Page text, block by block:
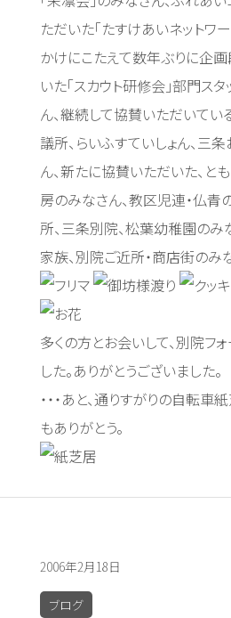
ただいた「たすけあいネットワ
かけにこたえて数年ぶりに企
いた「スカウト研修会」部門ス
ん、継続して協賛いただいてい
議所、らいふすていしょん、三
ん、新たに協賛いただいた、と
房のみなさん、教区児連・仏青
所、三条別院、松葉幼稚園のみ
家族、別院ご近所・商店街のみな
多くの方とお会いして、別院フ
した。ありがとうございました。
・・・あと、通りすがりの自転車
もありがとう。
2006年2月18日
ブログ